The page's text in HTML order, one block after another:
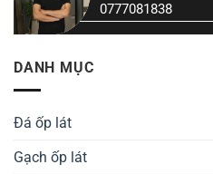
0777081838
DANH MỤC
Đá ốp lát
Gạch ốp lát